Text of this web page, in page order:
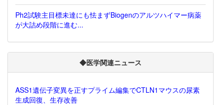
Ph2試験主目標未達にも怯まずBiogenのアルツハイマー病薬
が大詰め段階に進む...
◆医学関連ニュース
ASS1遺伝子変異を正すプライム編集でCTLN1マウスの尿素
生成回復、生存改善